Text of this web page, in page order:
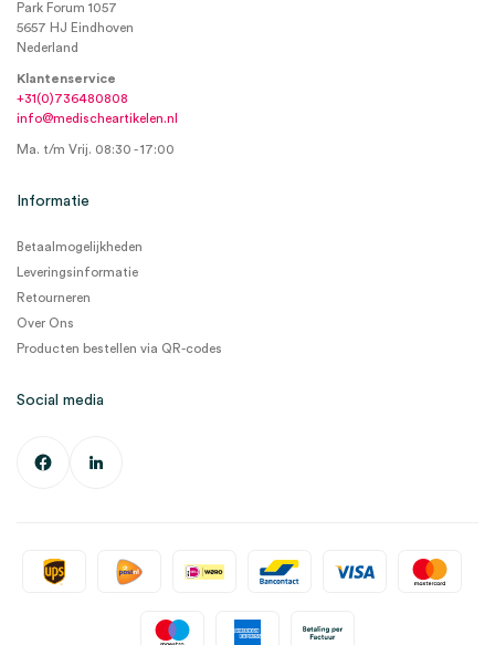
Park Forum 1057
5657 HJ Eindhoven
Nederland
Klantenservice
+31(0)736480808
info@medischeartikelen.nl
Ma. t/m Vrij. 08:30 - 17:00
Informatie
Betaalmogelijkheden
Leveringsinformatie
Retourneren
Over Ons
Producten bestellen via QR-codes
Social media